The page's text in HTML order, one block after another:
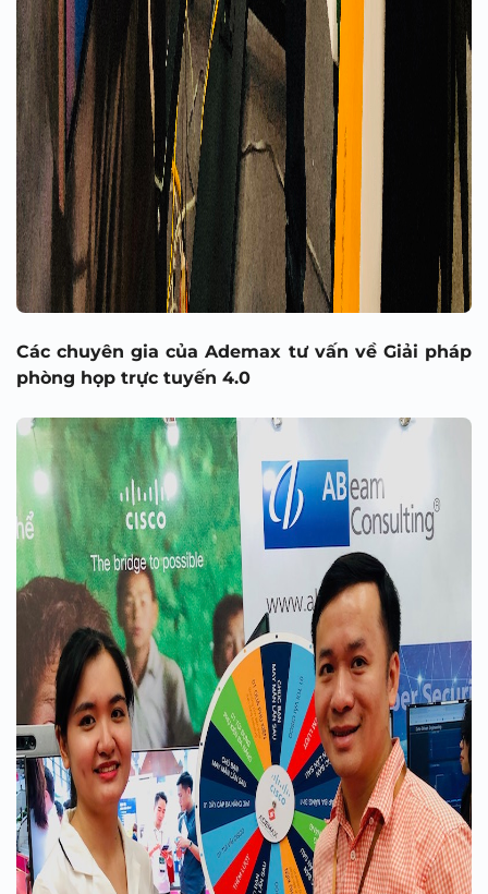
Các chuyên gia của Ademax tư vấn về Giải pháp
phòng họp trực tuyến 4.0